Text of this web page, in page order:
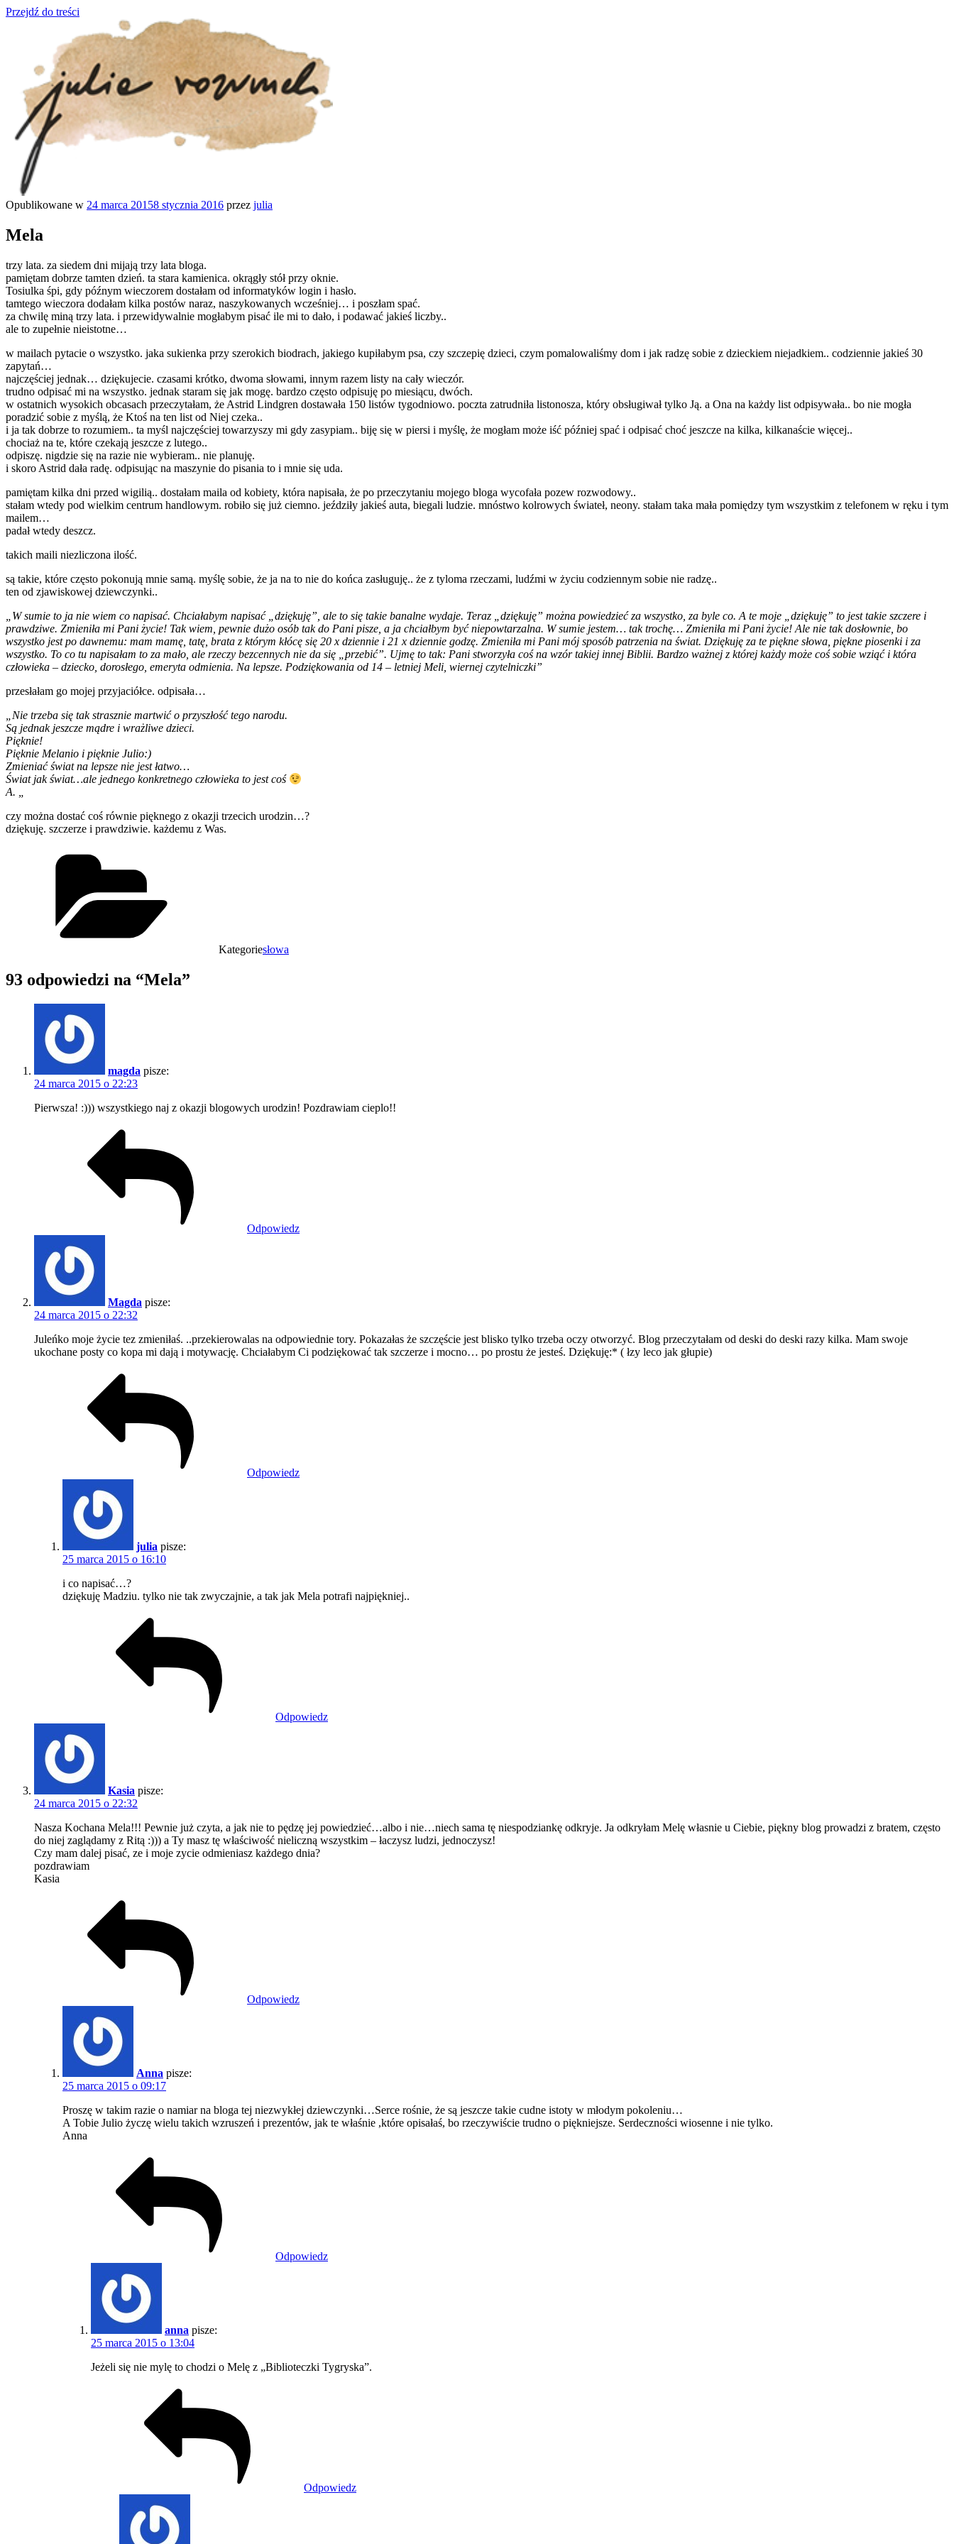
Przejdź do treści
Opublikowane w 24 marca 20158 stycznia 2016 przez julia
Mela
trzy lata. za siedem dni mijają trzy lata bloga.
pamiętam dobrze tamten dzień. ta stara kamienica. okrągły stół przy oknie.
Tosiulka śpi, gdy późnym wieczorem dostałam od informatyków login i hasło.
tamtego wieczora dodałam kilka postów naraz, naszykowanych wcześniej… i poszłam spać.
za chwilę miną trzy lata. i przewidywalnie mogłabym pisać ile mi to dało, i podawać jakieś liczby..
ale to zupełnie nieistotne…
w mailach pytacie o wszystko. jaka sukienka przy szerokich biodrach, jakiego kupiłabym psa, czy szczepię dzieci, czym pomalowaliśmy dom i jak radzę sobie z dzieckiem niejadkiem.. codziennie jakieś 30
zapytań…
najczęściej jednak… dziękujecie. czasami krótko, dwoma słowami, innym razem listy na cały wieczór.
trudno odpisać mi na wszystko. jednak staram się jak mogę. bardzo często odpisuję po miesiącu, dwóch.
w ostatnich wysokich obcasach przeczytałam, że Astrid Lindgren dostawała 150 listów tygodniowo. poczta zatrudniła listonosza, który obsługiwał tylko Ją. a Ona na każdy list odpisywała.. bo nie mogła
poradzić sobie z myślą, że Ktoś na ten list od Niej czeka..
i ja tak dobrze to rozumiem.. ta myśl najczęściej towarzyszy mi gdy zasypiam.. biję się w piersi i myślę, że mogłam może iść później spać i odpisać choć jeszcze na kilka, kilkanaście więcej..
chociaż na te, które czekają jeszcze z lutego..
odpiszę. nigdzie się na razie nie wybieram.. nie planuję.
i skoro Astrid dała radę. odpisując na maszynie do pisania to i mnie się uda.
pamiętam kilka dni przed wigilią.. dostałam maila od kobiety, która napisała, że po przeczytaniu mojego bloga wycofała pozew rozwodowy..
stałam wtedy pod wielkim centrum handlowym. robiło się już ciemno. jeździły jakieś auta, biegali ludzie. mnóstwo kolrowych świateł, neony. stałam taka mała pomiędzy tym wszystkim z telefonem w ręku i tym
mailem…
padał wtedy deszcz.
takich maili niezliczona ilość.
są takie, które często pokonują mnie samą. myślę sobie, że ja na to nie do końca zasługuję.. że z tyloma rzeczami, ludźmi w życiu codziennym sobie nie radzę..
ten od zjawiskowej dziewczynki..
„W sumie to ja nie wiem co napisać. Chciałabym napisać „dziękuję”, ale to się takie banalne wydaje. Teraz „dziękuję” można powiedzieć za wszystko, za byle co. A te moje „dziękuję” to jest takie szczere i
prawdziwe. Zmieniła mi Pani życie! Tak wiem, pewnie dużo osób tak do Pani pisze, a ja chciałbym być niepowtarzalna. W sumie jestem… tak trochę… Zmieniła mi Pani życie! Ale nie tak dosłownie, bo
wszystko jest po dawnemu: mam mamę, tatę, brata z którym kłócę się 20 x dziennie i 21 x dziennie godzę. Zmieniła mi Pani mój sposób patrzenia na świat. Dziękuję za te piękne słowa, piękne piosenki i za
wszystko. To co tu napisałam to za mało, ale rzeczy bezcennych nie da się „przebić”. Ujmę to tak: Pani stworzyła coś na wzór takiej innej Biblii. Bardzo ważnej z której każdy może coś sobie wziąć i która
człowieka – dziecko, dorosłego, emeryta odmienia. Na lepsze. Podziękowania od 14 – letniej Meli, wiernej czytelniczki”
przesłałam go mojej przyjaciółce. odpisała…
„Nie trzeba się tak strasznie martwić o przyszłość tego narodu.
Są jednak jeszcze mądre i wrażliwe dzieci.
Pięknie!
Pięknie Melanio i pięknie Julio:)
Zmieniać świat na lepsze nie jest łatwo…
Świat jak świat…ale jednego konkretnego człowieka to jest coś
A. „
czy można dostać coś równie pięknego z okazji trzecich urodzin…?
dziękuję. szczerze i prawdziwie. każdemu z Was.
Kategoriesłowa
93 odpowiedzi na “Mela”
magda pisze:
24 marca 2015 o 22:23
Pierwsza! :))) wszystkiego naj z okazji blogowych urodzin! Pozdrawiam cieplo!!
Odpowiedz
Magda pisze:
24 marca 2015 o 22:32
Juleńko moje życie tez zmieniłaś. ..przekierowalas na odpowiednie tory. Pokazałas że szczęście jest blisko tylko trzeba oczy otworzyć. Blog przeczytałam od deski do deski razy kilka. Mam swoje
ukochane posty co kopa mi dają i motywację. Chciałabym Ci podziękować tak szczerze i mocno… po prostu że jesteś. Dziękuję:* ( łzy leco jak głupie)
Odpowiedz
julia pisze:
25 marca 2015 o 16:10
i co napisać…?
dziękuję Madziu. tylko nie tak zwyczajnie, a tak jak Mela potrafi najpiękniej..
Odpowiedz
Kasia pisze:
24 marca 2015 o 22:32
Nasza Kochana Mela!!! Pewnie już czyta, a jak nie to pędzę jej powiedzieć…albo i nie…niech sama tę niespodziankę odkryje. Ja odkryłam Melę własnie u Ciebie, piękny blog prowadzi z bratem, często
do niej zaglądamy z Ritą :))) a Ty masz tę właściwość nieliczną wszystkim – łaczysz ludzi, jednoczysz!
Czy mam dalej pisać, ze i moje zycie odmieniasz każdego dnia?
pozdrawiam
Kasia
Odpowiedz
Anna pisze:
25 marca 2015 o 09:17
Proszę w takim razie o namiar na bloga tej niezwykłej dziewczynki…Serce rośnie, że są jeszcze takie cudne istoty w młodym pokoleniu…
A Tobie Julio życzę wielu takich wzruszeń i prezentów, jak te właśnie ,które opisałaś, bo rzeczywiście trudno o piękniejsze. Serdeczności wiosenne i nie tylko.
Anna
Odpowiedz
anna pisze:
25 marca 2015 o 13:04
Jeżeli się nie mylę to chodzi o Melę z „Biblioteczki Tygryska”.
Odpowiedz